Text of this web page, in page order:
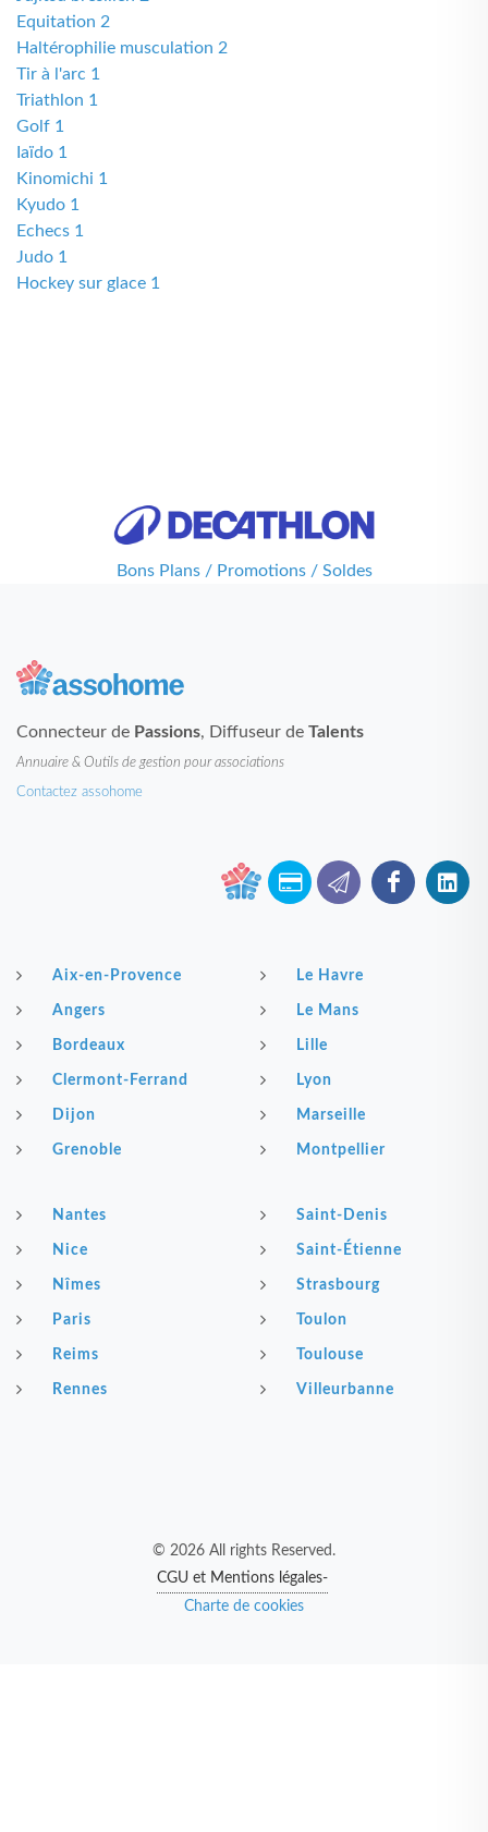
Equitation 2
Haltérophilie musculation 2
Tir à l'arc 1
Triathlon 1
Golf 1
Iaïdo 1
Kinomichi 1
Kyudo 1
Echecs 1
Judo 1
Hockey sur glace 1
Bons Plans / Promotions / Soldes
Connecteur de Passions, Diffuseur de Talents
Annuaire & Outils de gestion pour associations
Contactez assohome
Aix-en-Provence
Angers
Bordeaux
Clermont-Ferrand
Dijon
Grenoble
Le Havre
Le Mans
Lille
Lyon
Marseille
Montpellier
Nantes
Nice
Nîmes
Paris
Reims
Rennes
Saint-Denis
Saint-Étienne
Strasbourg
Toulon
Toulouse
Villeurbanne
© 2026 All rights Reserved.
CGU et Mentions légales-
Charte de cookies